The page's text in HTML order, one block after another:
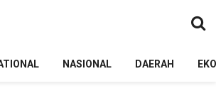
NASIONAL DAERAH